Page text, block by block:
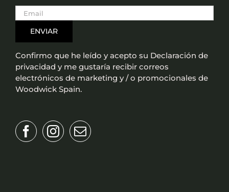
Confirmo que he leído y acepto su Declaración de
privacidad y me gustaría recibir correos
electrónicos de marketing y / o promocionales de
Woodwick Spain.